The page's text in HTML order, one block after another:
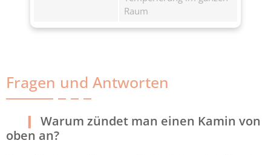
Raum
Fragen und Antworten
Warum zündet man einen Kamin von
oben an?